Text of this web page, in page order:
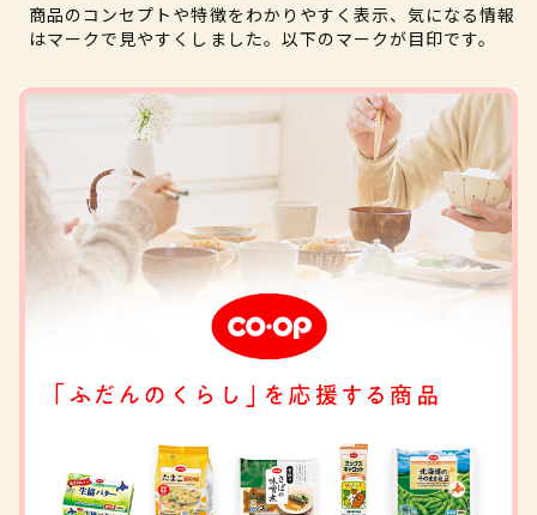
商品のコンセプトや特徴をわかりやすく表示、気になる情報
はマークで見やすくしました。以下のマークが目印です。